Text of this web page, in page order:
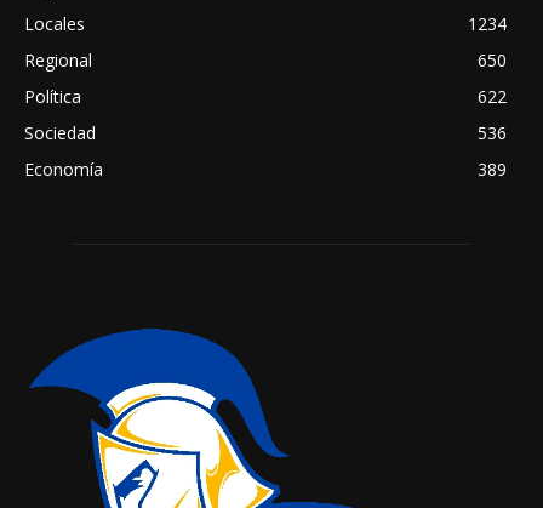
Locales
1234
Regional
650
Política
622
Sociedad
536
Economía
389